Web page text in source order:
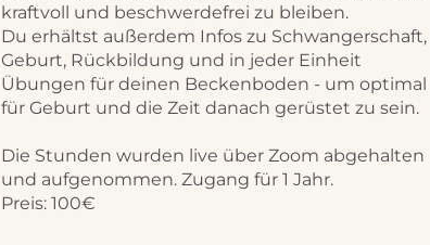
kraftvoll und beschwerdefrei zu bleiben.
Du erhältst außerdem Infos zu Schwangerschaft,
Geburt, Rückbildung und in jeder Einheit
Übungen für deinen Beckenboden - um optimal
für Geburt und die Zeit danach gerüstet zu sein.
Die Stunden wurden live über Zoom abgehalten
und aufgenommen. Zugang für 1 Jahr.
Preis: 100€